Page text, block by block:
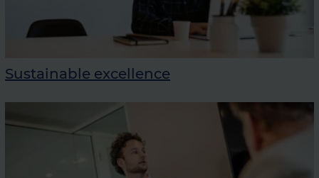
Sustainable excellence